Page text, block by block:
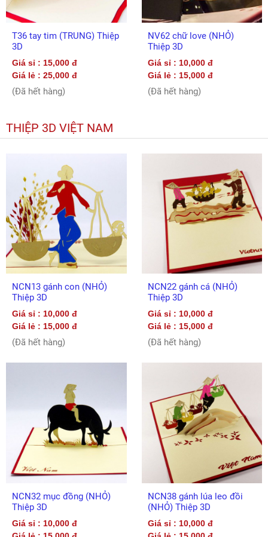
T36 tay tim (TRUNG) Thiệp
3D
Giá sỉ : 15,000 đ
Giá lẻ : 25,000 đ
(Đã hết hàng)
NV62 chữ love (NHỎ)
Thiệp 3D
Giá sỉ : 10,000 đ
Giá lẻ : 15,000 đ
(Đã hết hàng)
THIỆP 3D VIỆT NAM
NCN13 gánh con (NHỎ)
Thiệp 3D
Giá sỉ : 10,000 đ
Giá lẻ : 15,000 đ
(Đã hết hàng)
NCN22 gánh cá (NHỎ)
Thiệp 3D
Giá sỉ : 10,000 đ
Giá lẻ : 15,000 đ
(Đã hết hàng)
NCN32 mục đồng (NHỎ)
Thiệp 3D
Giá sỉ : 10,000 đ
NCN38 gánh lúa leo đồi
(NHỎ) Thiệp 3D
Giá sỉ : 10,000 đ